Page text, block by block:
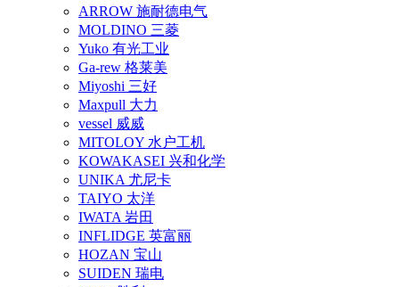
ARROW 施耐德电气
MOLDINO 三菱
Yuko 有光工业
Ga-rew 格莱美
Miyoshi 三好
Maxpull 大力
vessel 威威
MITOLOY 水户工机
KOWAKASEI 兴和化学
UNIKA 尤尼卡
TAIYO 太洋
IWATA 岩田
INFLIDGE 英富丽
HOZAN 宝山
SUIDEN 瑞电